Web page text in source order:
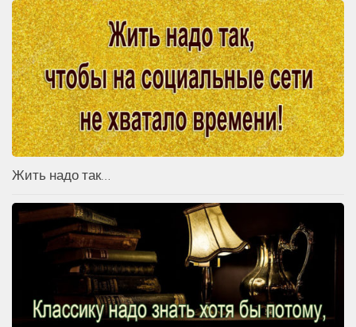
Жить надо так…